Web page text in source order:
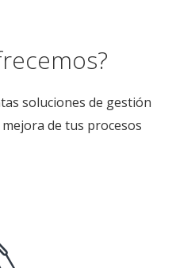
soluciones de gestión
de tus procesos